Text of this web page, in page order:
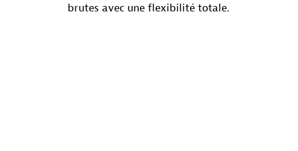
brutes avec une flexibilité totale.